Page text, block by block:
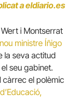
a eldiario.es
i Montserrat
ministre Íñigo
la seva actitud
seu gabinet.
el polèmic
d’Educació,